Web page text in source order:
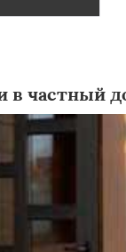
регионам
Пушкино
Рошаль Рузф
Серпухов
Ступино Талдом
Хотьково
Электроугли
Бобров
Богородское
Быково Вербилки
в частный